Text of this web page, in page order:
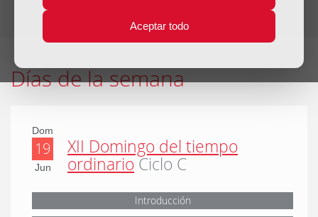
Aceptar todo
Días de la semana
Dom
19
Jun
XII Domingo del tiempo
ordinarioCiclo C
Introducción